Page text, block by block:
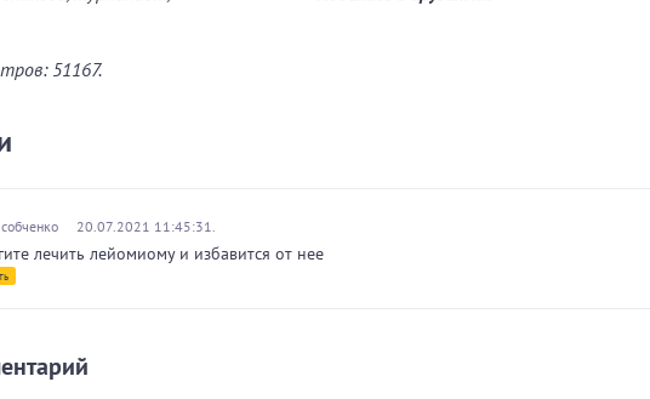
51167.
20.07.2021 11:45:31.
лечить лейомиому и избавится от нее